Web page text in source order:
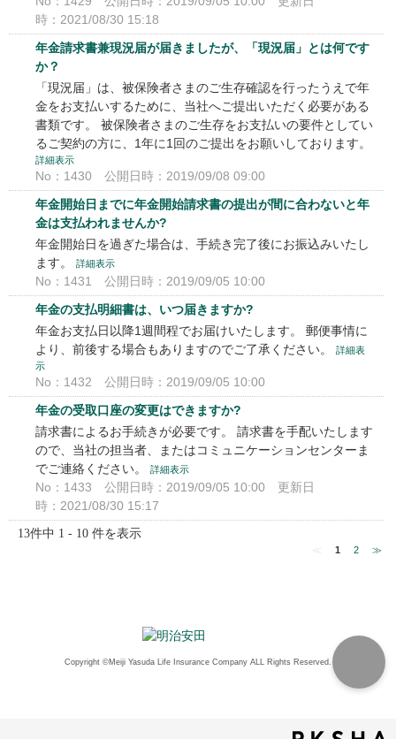
時：2021/08/30 15:18
年金請求書兼現況届が届きましたが、「現況届」とは何です
か？
「現況届」は、被保険者さまのご生存確認を行ったうえで年
金をお支払いするために、当社へご提出いただく必要がある
書類です。 被保険者さまのご生存をお支払いの要件としてい
るご契約の方に、1年に1回のご提出をお願いしております。
詳細表示
No：1430
公開日時：2019/09/08 09:00
年金開始日までに年金開始請求書の提出が間に合わないと年
金は支払われませんか?
年金開始日を過ぎた場合は、手続き完了後にお振込みいたし
ます。
詳細表示
No：1431
公開日時：2019/09/05 10:00
年金の支払明細書は、いつ届きますか?
年金お支払日以降1週間程でお届けいたします。 郵便事情に
より、前後する場合もありますのでご了承ください。
詳細表
示
No：1432
公開日時：2019/09/05 10:00
年金の受取口座の変更はできますか?
請求書によるお手続きが必要です。 請求書を手配いたします
ので、当社の担当者、またはコミュニケーションセンターま
でご連絡ください。
詳細表示
No：1433 公開日時：2019/09/05 10:00
更新日
時：2021/08/30 15:17
13件中 1 - 10 件を表示
1 2 ≫
Copyright ©Meiji Yasuda Life Insurance Company ALL Rights Reserved.